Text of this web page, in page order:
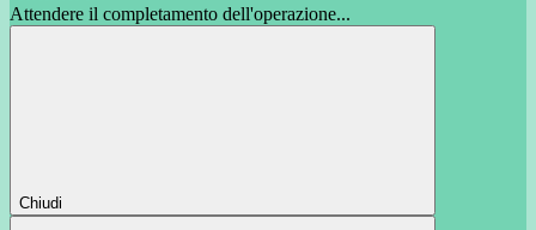
Attendere il completamento dell'operazione...
Chiudi